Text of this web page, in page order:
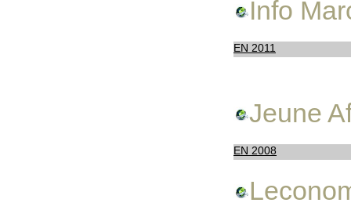
Info
EN 2011
Jeune
EN 2008